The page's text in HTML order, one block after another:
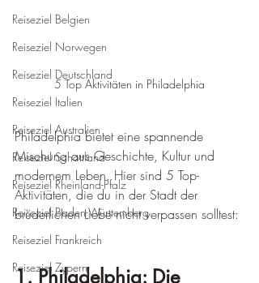
Reiseziel Belgien
Reiseziel Norwegen
Reiseziel Deutschland
Reiseziel Italien
Reiseziel Australien
Reiseziel Schottland
Reiseziel Rheinland-Pfalz
Reiseziel Baden-Württemberg
Reiseziel Frankreich
Reiseziel Zypern
5 Top Aktivitäten in Philadelphia
Philadelphia bietet eine spannende
Mischung aus Geschichte, Kultur und
modernem Leben. Hier sind 5 Top-
Aktivitäten, die du in der Stadt der
brüderlichen Liebe nicht verpassen solltest:
1. Philadelphia: Die